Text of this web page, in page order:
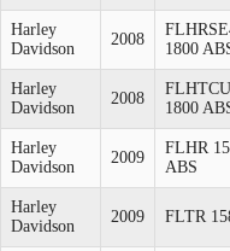
Harley
Davidson
2008
1800
Harley
Davidson
2008
1800
Harley
Davidson
2009
FLHR
ABS
Harley
Davidson
2009 FLTR